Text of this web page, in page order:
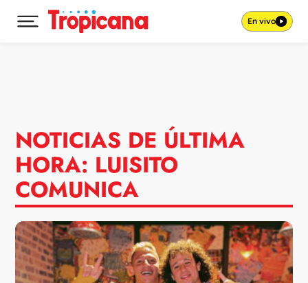
Desplegar menú principal En vivo
NOTICIAS DE ÚLTIMA
HORA: LUISITO
COMUNICA